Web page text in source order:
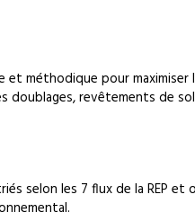
et méthodique pour
doublages, revêtements de
selon les 7 flux de la REP